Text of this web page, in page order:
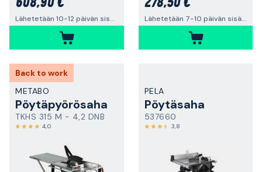
608,90 €
Lähetetään 10-12 päivän sisällä
278,50 €
Lähetetään 7-10 päivän sisällä
Back to work
METABO
Pöytäpyörösaha
TKHS 315 M - 4,2 DNB
4,0
PELA
Pöytäsaha
537660
3,8